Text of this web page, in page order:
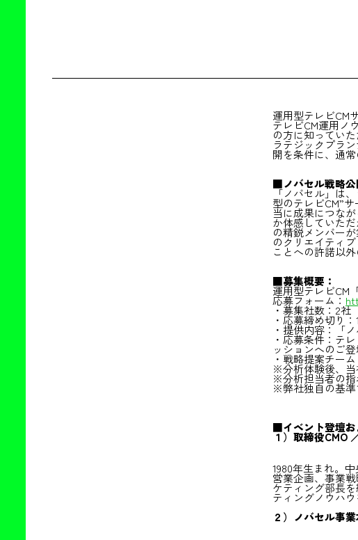
運用型テレビCM
テレビCM運用ノ
の方に知ってい
ラテジックプラ
開を条件に、通
■ノバセル戦略公
「ノバセル」は
型のテレビCM”
当に成果につな
か体感していた
の精鋭メンバー
のクリエイティ
ことへの許諾以
■募集概要：
運用型テレビCM
応募フォーム：
・募集社数：2社
・応募締め切り：
・提供内容：「
・応募条件：テ
ッションへのご
・戦略提案チー
※分析体験後、当
※分析担当者の指
※弊社独自の基準
■イベント登壇お
１）取締役CMO
1980年生まれ。
営業企画、事業
ケティング部長
ティングノウハ
２）ノバセル事